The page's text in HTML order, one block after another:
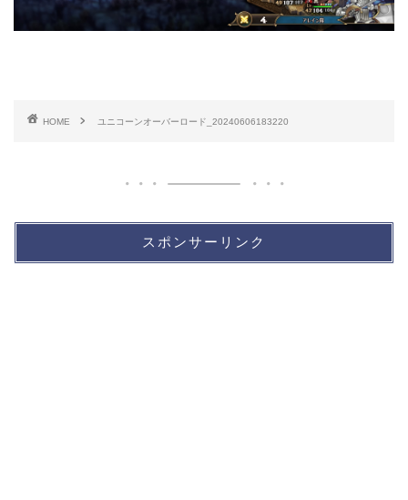
HOME ユニコーンオーバーロード_20240606183220
スポンサーリンク